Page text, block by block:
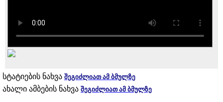
სტატიების ნახვა შეგიძლიათ ამ ბმულზე
ახალი ამბების ნახვა შეგიძლიათ ამ ბმულზე